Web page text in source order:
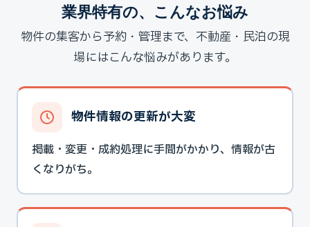
業界特有の、こんなお悩み
物件の集客から予約・管理まで、不動産・民泊の現
場にはこんな悩みがあります。
物件情報の更新が大変
掲載・変更・成約処理に手間がかかり、情報が古
くなりがち。